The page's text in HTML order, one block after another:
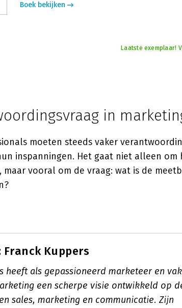
Boek bekijken
Laatste exemplaar!
in
moeten steeds vaker
inspanningen. Het gaat niet alleen om
maar vooral om de vraag: wat is de
Franck Kuppers
heeft als gepassioneerd marketeer en
een scherpe visie ontwikkeld op
sales, marketing en communicatie. Zijn